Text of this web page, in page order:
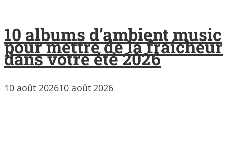
10 albums d’ambient music
pour mettre de la fraicheur
dans votre été 2026
10 août 202610 août 2026